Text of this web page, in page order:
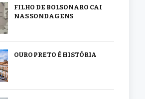
FILHO DE BOLSONARO CAI
NAS SONDAGENS
OURO PRETO É HISTÓRIA